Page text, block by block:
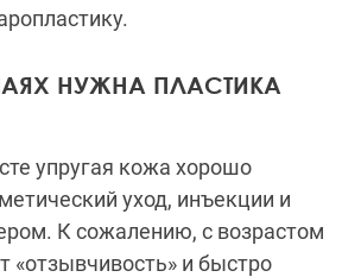
НУЖНА ПЛАСТИКА
упругая кожа хорошо
уход, инъекции и
К сожалению, с возрастом
«отзывчивость» и быстро